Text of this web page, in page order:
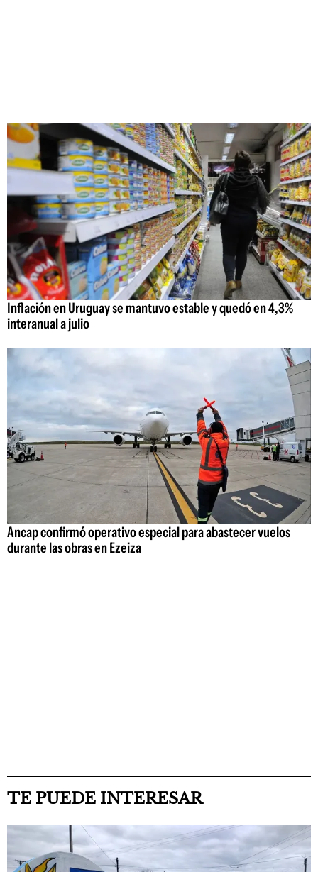
Inflación en Uruguay se mantuvo estable y quedó en 4,3%
interanual a julio
Ancap confirmó operativo especial para abastecer vuelos
durante las obras en Ezeiza
TE PUEDE INTERESAR